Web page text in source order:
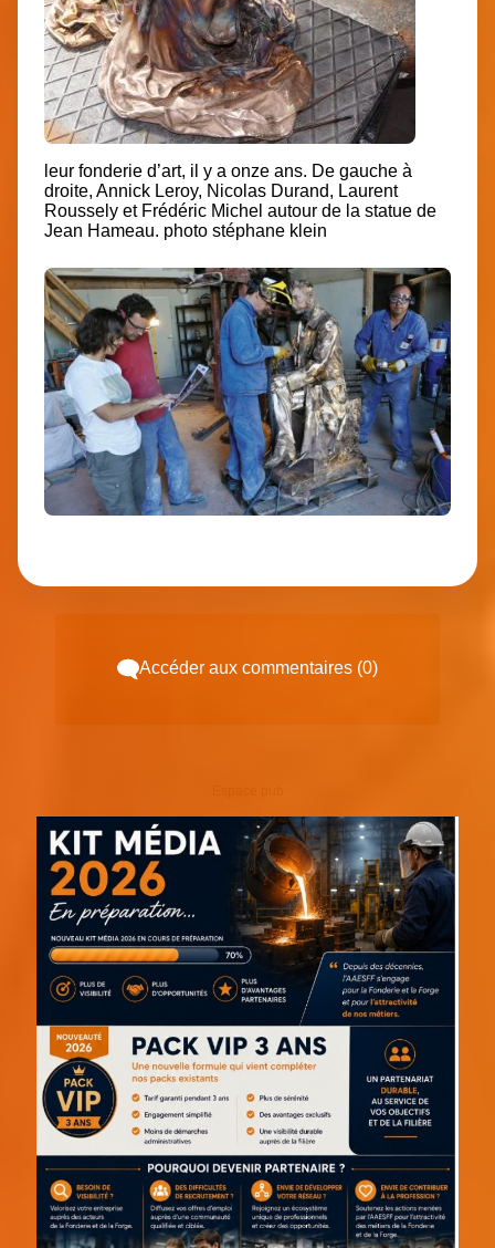
leur fonderie d’art, il y a onze ans. De gauche à
droite, Annick Leroy, Nicolas Durand, Laurent
Roussely et Frédéric Michel autour de la statue de
Jean Hameau. photo stéphane klein
Accéder aux commentaires (0)